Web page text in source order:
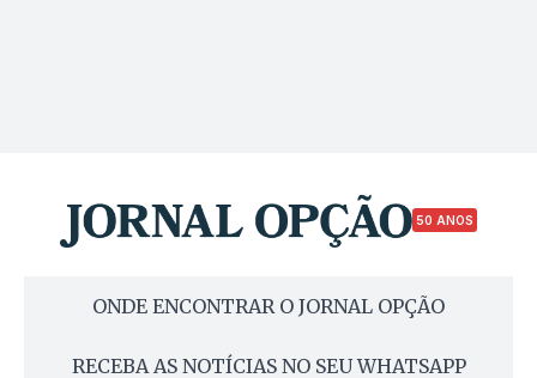
50 ANOS
ONDE ENCONTRAR O JORNAL OPÇÃO
RECEBA AS NOTÍCIAS NO SEU WHATSAPP